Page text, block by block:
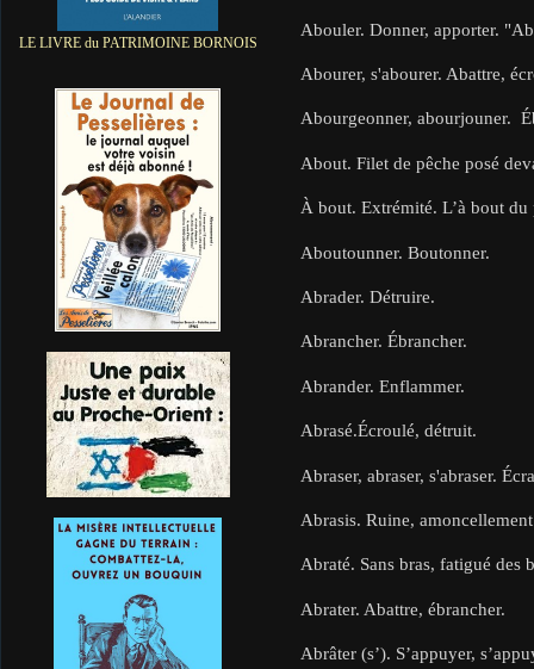
LE LIVRE du PATRIMOINE BORNOIS
Abouler. Donner, apporter.
Abourer, s'abourer. Abattre,
Abourgeonner, abourjouner.
About. Filet de pêche posé
À bout. Extrémité. L’à bout du
Aboutounner. Boutonner.
Abrader. Détruire.
Abrancher. Ébrancher.
Abrander. Enflammer.
Abrasé.Écroulé, détruit.
Abraser, abraser, s'abraser.
Abrasis. Ruine,
Abraté. Sans bras, fatigué des
Abrater. Abattre, ébrancher.
Abrâter (s’). S’appuyer,